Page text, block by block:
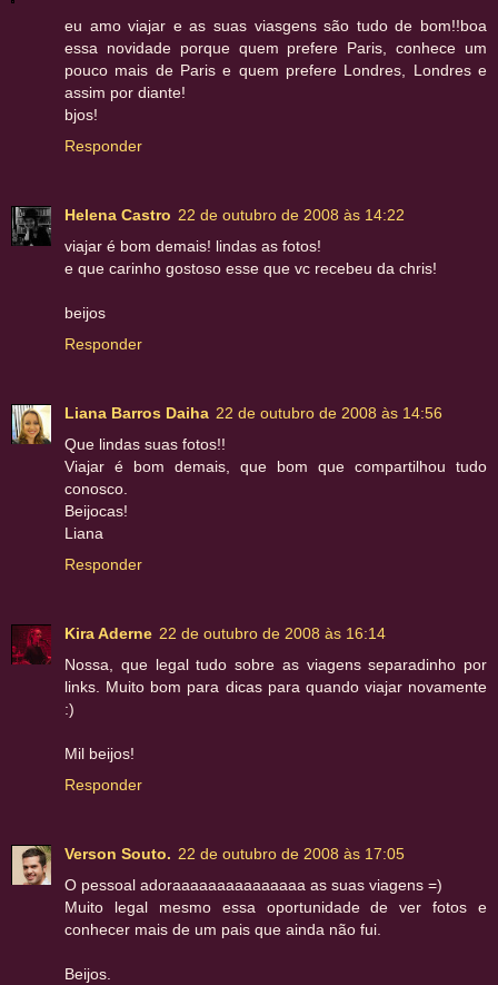
eu amo viajar e as suas viasgens são tudo de bom!!boa
essa novidade porque quem prefere Paris, conhece um
pouco mais de Paris e quem prefere Londres, Londres e
assim por diante!
bjos!
Responder
Helena Castro 22 de outubro de 2008 às 14:22
viajar é bom demais! lindas as fotos!
e que carinho gostoso esse que vc recebeu da chris!
beijos
Responder
Liana Barros Daiha 22 de outubro de 2008 às 14:56
Que lindas suas fotos!!
Viajar é bom demais, que bom que compartilhou tudo
conosco.
Beijocas!
Liana
Responder
Kira Aderne 22 de outubro de 2008 às 16:14
Nossa, que legal tudo sobre as viagens separadinho por
links. Muito bom para dicas para quando viajar novamente
:)
Mil beijos!
Responder
Verson Souto. 22 de outubro de 2008 às 17:05
O pessoal adoraaaaaaaaaaaaaaa as suas viagens =)
Muito legal mesmo essa oportunidade de ver fotos e
conhecer mais de um pais que ainda não fui.
Beijos.